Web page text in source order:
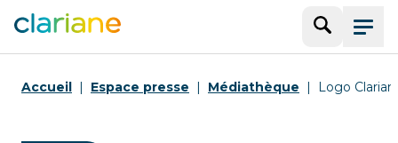
Menu
Accueil Espace presse Médiathèque Logo